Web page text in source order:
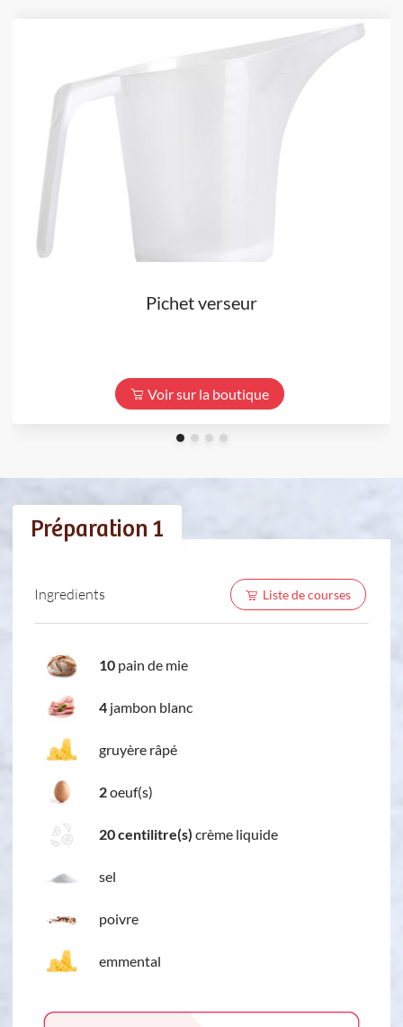
Pichet verseur
Voir sur la boutique
Préparation 1
Ingredients Liste de courses
10 pain de mie
4 jambon blanc
gruyère râpé
2oeuf(s)
20 centilitre(s) crème liquide
sel
poivre
emmental